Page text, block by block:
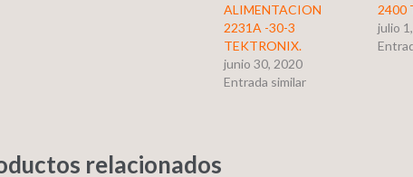
ALIMENTACION
2231A -30-3
TEKTRONIX.
junio 30, 2020
Entrada similar
2400
julio
relacionados